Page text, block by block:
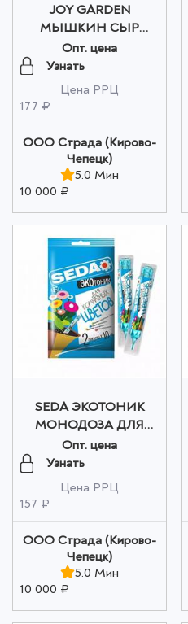
JOY GARDEN
МЫШКИН СЫР
ЗЕРНО, 100 г оптом
Опт. цена
Узнать
Цена РРЦ
177 ₽
ООО Страда (Кирово-
Чепецк)
5.0 Мин
10 000 ₽
SEDA ЭКОТОНИК
МОНОДОЗА ДЛЯ
КОМНАТНЫХ
ЦВЕТОВ 10мл оптом
Опт. цена
Узнать
Цена РРЦ
157 ₽
ООО Страда (Кирово-
Чепецк)
5.0 Мин
10 000 ₽